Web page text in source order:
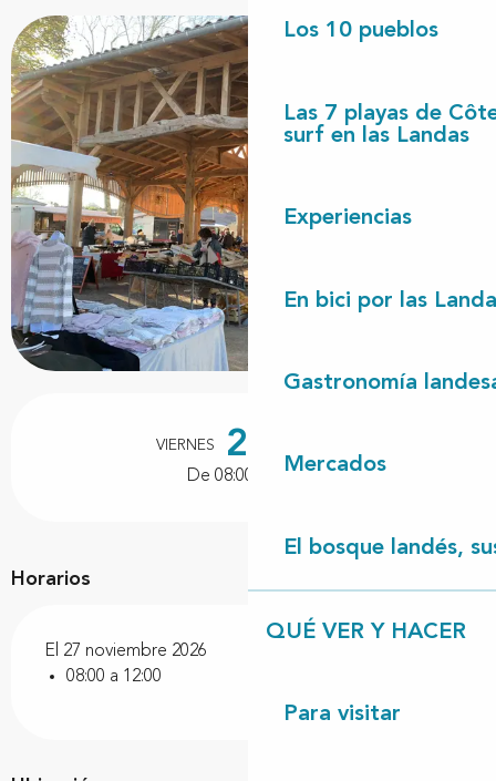
Los 10 pueblos
Las 7 playas de
surf en las Landas
Experiencias
En bici por las
Gastronomía
Mercados
El bosque landés,
QUÉ VER Y HACER
Para visitar
VIERNES 27
De 08:00 a 12:00
Horarios
El 27 noviembre 2026
08:00 a 12:00